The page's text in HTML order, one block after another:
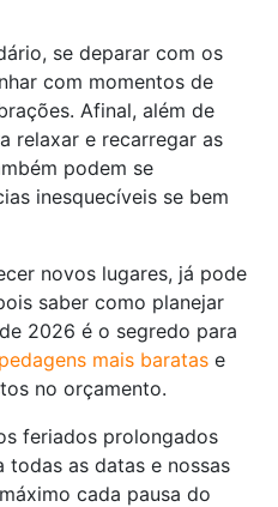
se deparar com os
com momentos de
Afinal, além de
relaxar e recarregar as
podem se
inesquecíveis se bem
novos lugares, já pode
saber como planejar
2026 é o segredo para
mais baratas e
no orçamento.
feriados prolongados
as datas e nossas
cada pausa do